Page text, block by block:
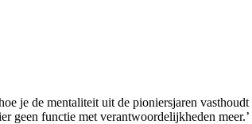
je de mentaliteit uit de pioniersjaren
geen functie met verantwoordelijkheden